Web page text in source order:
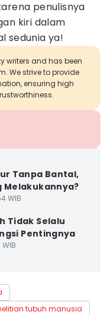
penulisnya
kiri dalam
sedunia ya!
writers and has been
We strive to provide
ensuring high
Tanpa Bantal,
Melakukannya?
WIB
Tidak Selalu
Pentingnya
WIB
tubuh manusia